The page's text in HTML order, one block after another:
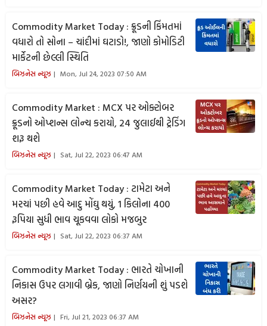
Commodity Market Today : ક્રૂડની કિંમતમાં
વધારો તો સોના – ચાંદીમાં ઘટાડો!, જાણો કોમોડિટી
માર્કેટની છેલ્લી સ્થિતિ
બિઝનેસ ન્યૂઝ Mon, Jul 24, 2023 07:50 AM
Commodity Market : MCX પર ઓક્ટોબર
ક્રૂડનો ઓપ્શન્સ લોન્ચ કરાયો, 24 જુલાઈથી ટ્રેડિંગ
શરૂ થશે
બિઝનેસ ન્યૂઝ Sat, Jul 22, 2023 06:47 AM
Commodity Market Today : ટામેટા અને
મરચાં પછી હવે આદુ મોંઘુ થયું, 1 કિલોના 400
રૂપિયા સુધી ભાવ ચૂકવવા લોકો મજબુર
બિઝનેસ ન્યૂઝ Sat, Jul 22, 2023 06:37 AM
Commodity Market Today : ભારતે ચોખાની
નિકાસ ઉપર લગાવી બ્રેક, જાણો નિર્ણયની શું પડશે
અસર?
બિઝનેસ ન્યૂઝ Fri, Jul 21, 2023 06:37 AM